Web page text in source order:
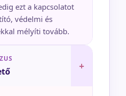
ezt a kapcsolatot
védelmi és
mélyíti tovább.
+